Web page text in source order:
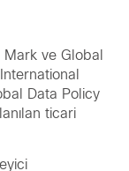
ve Global
Data Policy
ticari